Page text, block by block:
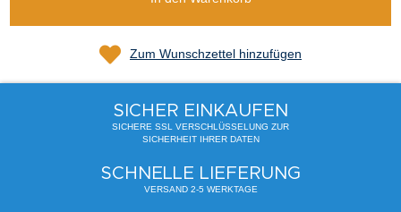
Zum Wunschzettel hinzufügen
SICHER EINKAUFEN
SICHERE SSL VERSCHLÜSSELUNG ZUR
SICHERHEIT IHRER DATEN
SCHNELLE LIEFERUNG
VERSAND 2-5 WERKTAGE